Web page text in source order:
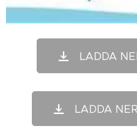
LADDA
LADDA